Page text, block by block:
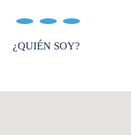
¿QUIÉN SOY?